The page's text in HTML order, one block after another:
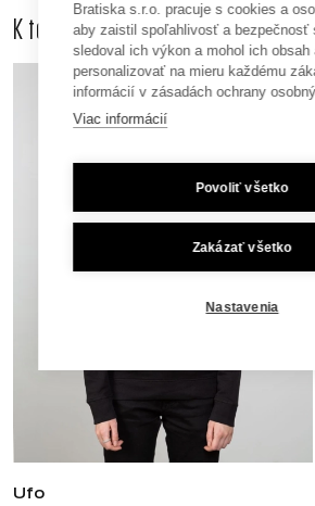
K tomuto produktu odporúčame
Ufo
Bratiska s.r.o. pracuje s cookies a
aby zaistil spoľahlivosť a bezpečnosť
sledoval ich výkon a mohol ich obsah
personalizovať na mieru každému
informácií v zásadách ochrany
Viac informácií
Povoliť všetko
Zakázať všetko
Nastavenia